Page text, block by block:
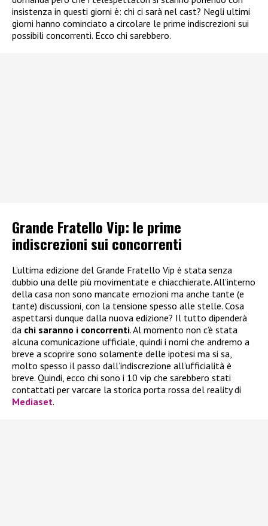
insistenza in questi giorni è: chi ci sarà nel cast? Negli ultimi
giorni hanno cominciato a circolare le prime indiscrezioni sui
possibili concorrenti. Ecco chi sarebbero.
Grande Fratello Vip: le prime
indiscrezioni sui concorrenti
L’ultima edizione del Grande Fratello Vip è stata senza
dubbio una delle più movimentate e chiacchierate. All’interno
della casa non sono mancate emozioni ma anche tante (e
tante) discussioni, con la tensione spesso alle stelle. Cosa
aspettarsi dunque dalla nuova edizione? Il tutto dipenderà
da chi saranno i concorrenti. Al momento non c’è stata
alcuna comunicazione ufficiale, quindi i nomi che andremo a
breve a scoprire sono solamente delle ipotesi ma si sa,
molto spesso il passo dall’indiscrezione all’ufficialità è
breve. Quindi, ecco chi sono i 10 vip che sarebbero stati
contattati per varcare la storica porta rossa del reality di
Mediaset.